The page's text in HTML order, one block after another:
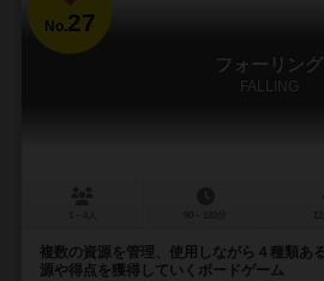
No.27
フォーリング
FALLING
複数の資源を管理、使用しながら４種類あ
源や得点を獲得していくボードゲーム